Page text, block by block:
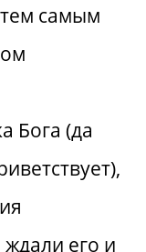
самым
Бога (да
его и